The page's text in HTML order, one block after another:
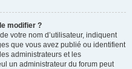
modifier ?
votre nom d’utilisateur, indiquent
que vous avez publié ou identifient
administrateurs et les
un administrateur du forum peut